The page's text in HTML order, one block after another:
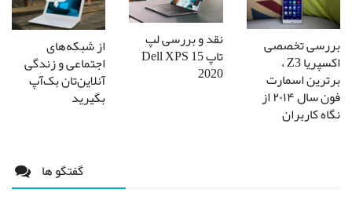
بررسی تخصصی
اکسپریا Z3 ،
برترین اسمارت
فون سال ۲۰۱۴ از
نگاه کاربران
نقد و بررسی لپ
تاپ Dell XPS 15
2020
از شبکه‌های
اجتماعی و زندگی
آنلاین‌تان بک‌آپ
بگیرید
گفتگو ها